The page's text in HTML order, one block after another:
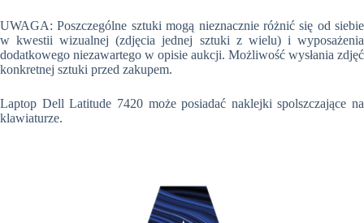
UWAGA: Poszczególne sztuki mogą nieznacznie różnić się od siebie
w kwestii wizualnej (zdjęcia jednej sztuki z wielu) i wyposażenia
dodatkowego niezawartego w opisie aukcji. Możliwość wysłania zdjęć
konkretnej sztuki przed zakupem.
Laptop Dell Latitude 7420 może posiadać naklejki spolszczające na
klawiaturze.